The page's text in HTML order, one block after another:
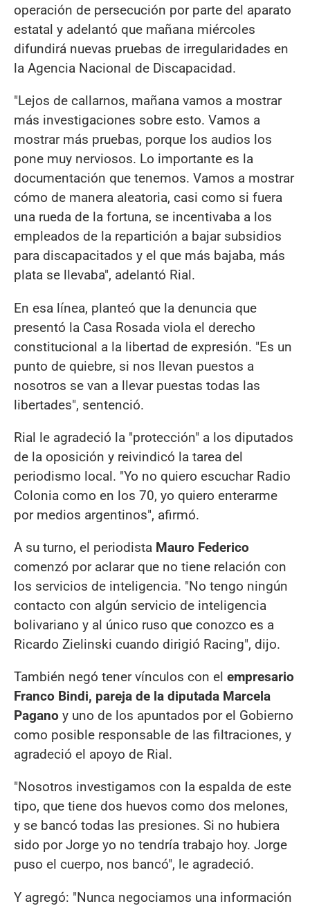
operación de persecución por parte del aparato
estatal y adelantó que mañana miércoles
difundirá nuevas pruebas de irregularidades en
la Agencia Nacional de Discapacidad.
"Lejos de callarnos, mañana vamos a mostrar
más investigaciones sobre esto. Vamos a
mostrar más pruebas, porque los audios los
pone muy nerviosos. Lo importante es la
documentación que tenemos. Vamos a mostrar
cómo de manera aleatoria, casi como si fuera
una rueda de la fortuna, se incentivaba a los
empleados de la repartición a bajar subsidios
para discapacitados y el que más bajaba, más
plata se llevaba", adelantó Rial.
En esa línea, planteó que la denuncia que
presentó la Casa Rosada viola el derecho
constitucional a la libertad de expresión. "Es un
punto de quiebre, si nos llevan puestos a
nosotros se van a llevar puestas todas las
libertades", sentenció.
Rial le agradeció la "protección" a los diputados
de la oposición y reivindicó la tarea del
periodismo local. "Yo no quiero escuchar Radio
Colonia como en los 70, yo quiero enterarme
por medios argentinos", afirmó.
A su turno, el periodista Mauro Federico
comenzó por aclarar que no tiene relación con
los servicios de inteligencia. "No tengo ningún
contacto con algún servicio de inteligencia
bolivariano y al único ruso que conozco es a
Ricardo Zielinski cuando dirigió Racing", dijo.
También negó tener vínculos con el empresario
Franco Bindi, pareja de la diputada Marcela
Pagano y uno de los apuntados por el Gobierno
como posible responsable de las filtraciones, y
agradeció el apoyo de Rial.
"Nosotros investigamos con la espalda de este
tipo, que tiene dos huevos como dos melones,
y se bancó todas las presiones. Si no hubiera
sido por Jorge yo no tendría trabajo hoy. Jorge
puso el cuerpo, nos bancó", le agradeció.
Y agregó: "Nunca negociamos una información